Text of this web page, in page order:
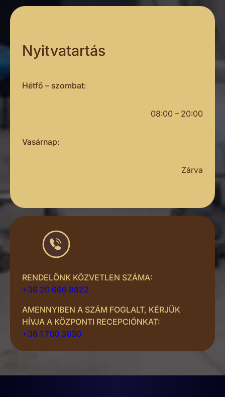
Nyitvatartás
Hétfő – szombat:
08:00 – 20:00
Vasárnap:
Zárva
RENDELŐNK KÖZVETLEN SZÁMA:
+36 20 666 8822
AMENNYIBEN A SZÁM FOGLALT, KÉRJÜK
HÍVJA A KÖZPONTI RECEPCIÓNKAT:
+36 1 700 3930